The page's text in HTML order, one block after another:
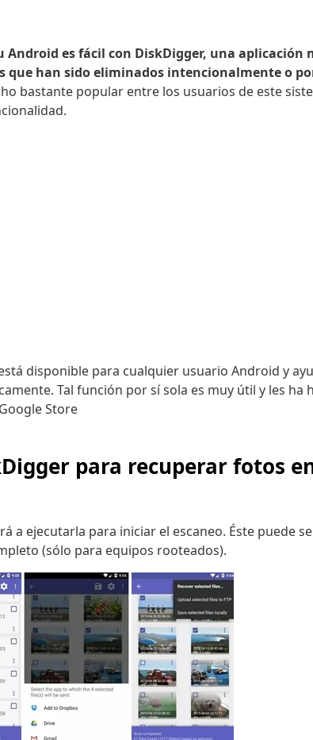
Android es fácil con DiskDigger, una aplicación
que han sido eliminados intencionalmente o
bastante popular entre los usuarios de este
disponible para cualquier usuario Android y
Tal función por sí sola es muy útil y les ha
Store
para recuperar fotos
a ejecutarla para iniciar el escaneo. Éste puede
(sólo para equipos rooteados).